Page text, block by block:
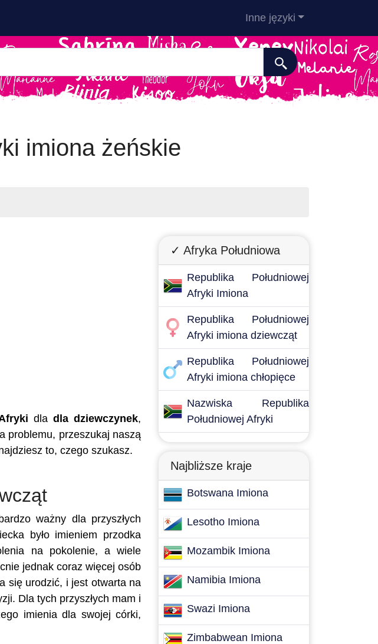
Inne języki
imiona żeńskie
dladla dziewczynek,
problemu, przeszukaj naszą
to, czego szukasz.
ważny dla przyszłych
było imieniem przodka
na pokolenie, a wiele
jednak coraz więcej osób
się urodzić, i jest otwarta na
Dla tych przyszłych mam i
imienia dla swojej córki,
✓ Afryka Południowa
Republika Południowej
Afryki Imiona
Republika Południowej
Afryki imiona dziewcząt
Republika Południowej
Afryki imiona chłopięce
Nazwiska Republika
Południowej Afryki
Najbliższe kraje
Botswana Imiona
Lesotho Imiona
Mozambik Imiona
Namibia Imiona
Swazi Imiona
Zimbabwean Imiona